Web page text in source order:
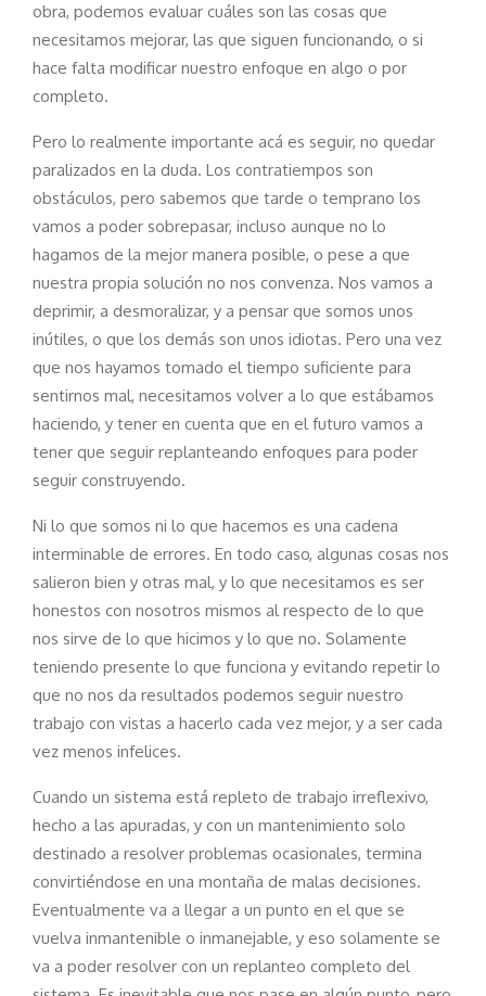
obra, podemos evaluar cuáles son las cosas que
necesitamos mejorar, las que siguen funcionando, o si
hace falta modificar nuestro enfoque en algo o por
completo.
Pero lo realmente importante acá es seguir, no quedar
paralizados en la duda. Los contratiempos son
obstáculos, pero sabemos que tarde o temprano los
vamos a poder sobrepasar, incluso aunque no lo
hagamos de la mejor manera posible, o pese a que
nuestra propia solución no nos convenza. Nos vamos a
deprimir, a desmoralizar, y a pensar que somos unos
inútiles, o que los demás son unos idiotas. Pero una vez
que nos hayamos tomado el tiempo suficiente para
sentirnos mal, necesitamos volver a lo que estábamos
haciendo, y tener en cuenta que en el futuro vamos a
tener que seguir replanteando enfoques para poder
seguir construyendo.
Ni lo que somos ni lo que hacemos es una cadena
interminable de errores. En todo caso, algunas cosas nos
salieron bien y otras mal, y lo que necesitamos es ser
honestos con nosotros mismos al respecto de lo que
nos sirve de lo que hicimos y lo que no. Solamente
teniendo presente lo que funciona y evitando repetir lo
que no nos da resultados podemos seguir nuestro
trabajo con vistas a hacerlo cada vez mejor, y a ser cada
vez menos infelices.
Cuando un sistema está repleto de trabajo irreflexivo,
hecho a las apuradas, y con un mantenimiento solo
destinado a resolver problemas ocasionales, termina
convirtiéndose en una montaña de malas decisiones.
Eventualmente va a llegar a un punto en el que se
vuelva inmantenible o inmanejable, y eso solamente se
va a poder resolver con un replanteo completo del